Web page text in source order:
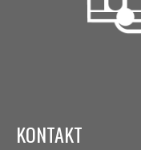
KONTAKT